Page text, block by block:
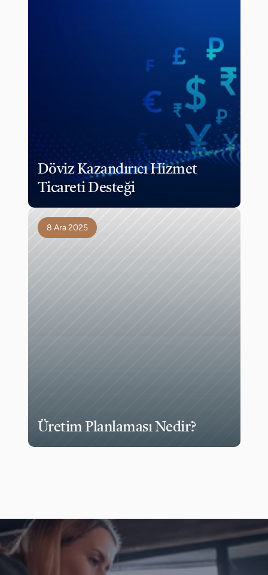
Döviz Kazandırıcı Hizmet
Ticareti Desteği
8 Ara 2025
Üretim Planlaması Nedir?